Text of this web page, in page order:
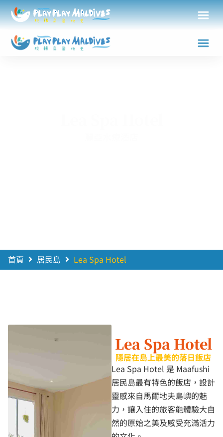
首頁 居民島 Lea Spa Hotel
Lea Spa Hotel
隱居在島上最美的落日飯店
Lea Spa Hotel 是 Maafushi
居民島最有特色的飯店，設計
靈感來自馬爾地夫島嶼的魅
力，讓入住的旅客能體驗大自
然的原始之美及感受充滿活力